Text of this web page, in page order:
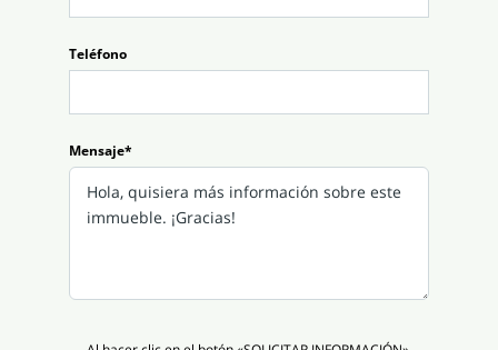
Teléfono
Mensaje*